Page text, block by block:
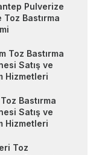
Pulverize
Toz Bastırma
Toz Bastırma
Satış ve
Hizmetleri
Bastırma
Satış ve
Hizmetleri
Toz